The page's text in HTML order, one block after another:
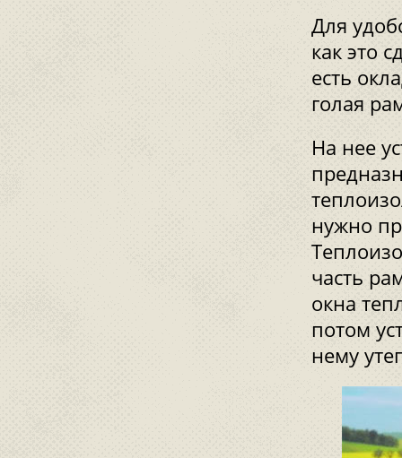
Для
как это
есть
голая
На нее
нужно
часть
окна
потом
нему